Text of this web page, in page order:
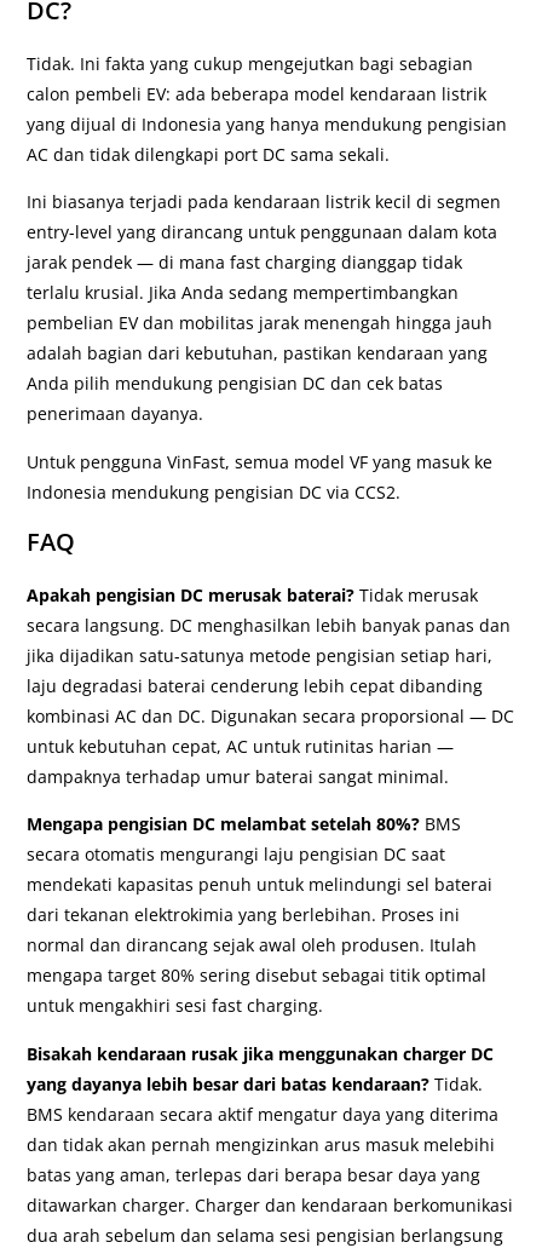
DC?
Tidak. Ini fakta yang cukup mengejutkan bagi sebagian
calon pembeli EV: ada beberapa model kendaraan listrik
yang dijual di Indonesia yang hanya mendukung pengisian
AC dan tidak dilengkapi port DC sama sekali.
Ini biasanya terjadi pada kendaraan listrik kecil di segmen
entry-level yang dirancang untuk penggunaan dalam kota
jarak pendek — di mana fast charging dianggap tidak
terlalu krusial. Jika Anda sedang mempertimbangkan
pembelian EV dan mobilitas jarak menengah hingga jauh
adalah bagian dari kebutuhan, pastikan kendaraan yang
Anda pilih mendukung pengisian DC dan cek batas
penerimaan dayanya.
Untuk pengguna VinFast, semua model VF yang masuk ke
Indonesia mendukung pengisian DC via CCS2.
FAQ
Apakah pengisian DC merusak baterai? Tidak merusak
secara langsung. DC menghasilkan lebih banyak panas dan
jika dijadikan satu-satunya metode pengisian setiap hari,
laju degradasi baterai cenderung lebih cepat dibanding
kombinasi AC dan DC. Digunakan secara proporsional — DC
untuk kebutuhan cepat, AC untuk rutinitas harian —
dampaknya terhadap umur baterai sangat minimal.
Mengapa pengisian DC melambat setelah 80%? BMS
secara otomatis mengurangi laju pengisian DC saat
mendekati kapasitas penuh untuk melindungi sel baterai
dari tekanan elektrokimia yang berlebihan. Proses ini
normal dan dirancang sejak awal oleh produsen. Itulah
mengapa target 80% sering disebut sebagai titik optimal
untuk mengakhiri sesi fast charging.
Bisakah kendaraan rusak jika menggunakan charger DC
yang dayanya lebih besar dari batas kendaraan? Tidak.
BMS kendaraan secara aktif mengatur daya yang diterima
dan tidak akan pernah mengizinkan arus masuk melebihi
batas yang aman, terlepas dari berapa besar daya yang
ditawarkan charger. Charger dan kendaraan berkomunikasi
dua arah sebelum dan selama sesi pengisian berlangsung